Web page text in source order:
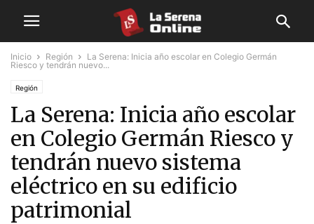
Inicio Región
La Serena: Inicia año escolar en Colegio Germán
Riesco y tendrán nuevo...
Región
La Serena: Inicia año escolar
en Colegio Germán Riesco y
tendrán nuevo sistema
eléctrico en su edificio
patrimonial